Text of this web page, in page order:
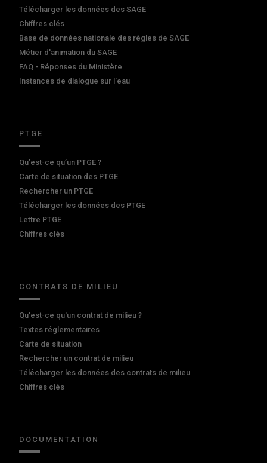
Télécharger les données des SAGE
Chiffres clés
Base de données nationale des règles de SAGE
Métier d'animation du SAGE
FAQ - Réponses du Ministère
Instances de dialogue sur l'eau
PTGE
Qu’est-ce qu’un PTGE ?
Carte de situation des PTGE
Rechercher un PTGE
Télécharger les données des PTGE
Lettre PTGE
Chiffres clés
CONTRATS DE MILIEU
Qu'est-ce qu'un contrat de milieu ?
Textes réglementaires
Carte de situation
Rechercher un contrat de milieu
Télécharger les données des contrats de milieu
Chiffres clés
DOCUMENTATION